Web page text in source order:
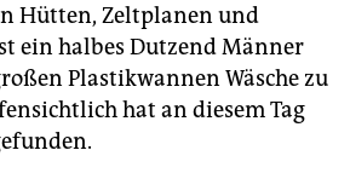
Hütten, Zeltplanen und
ein halbes Dutzend Männer
Plastikwannen Wäsche zu
hat an diesem Tag